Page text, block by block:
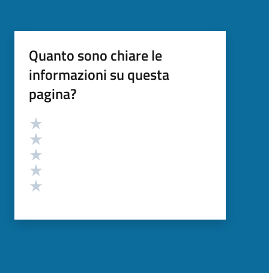
Quanto sono chiare le
informazioni su questa
pagina?
Valutazione